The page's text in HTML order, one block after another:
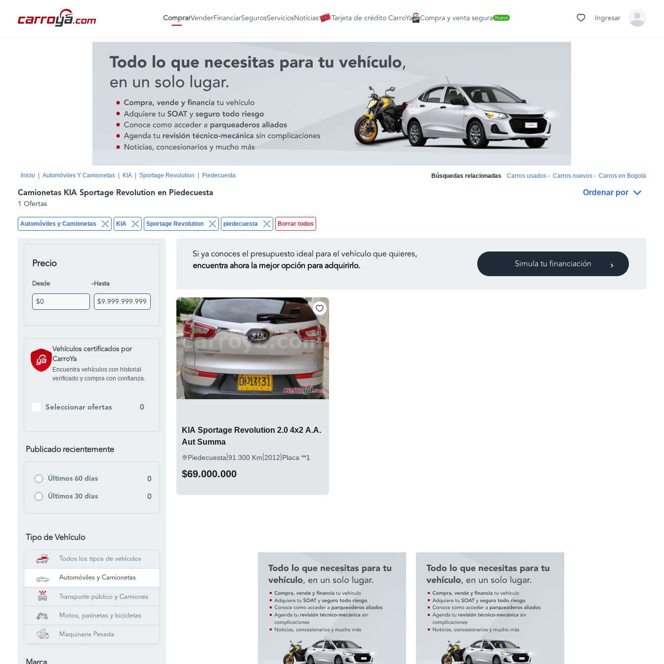
ComprarVenderFinanciarSegurosServiciosNoticias Tarjeta de crédito CarroYa Compra y venta segura Nuevo Ingresar
Inicio Automóviles Y Camionetas KIA Sportage Revolution Piedecuesta Búsquedas relacionadas Carros usados - Carros nuevos - Carros en Bogotá
Automóviles y Camionetas KIA Sportage Revolution piedecuesta Borrar todos
Camionetas KIA Sportage Revolution en Piedecuesta Ordenar por
1 Ofertas
Precio
Desde -Hasta
Vehículos certificados por
CarroYa
Encuentra vehículos con historial
verificado y compra con confianza.
Seleccionar ofertas 0
Publicado recientemente
Últimos 60 días 0
Últimos 30 días 0
Tipo de Vehículo
Todos los tipos de vehículos
Automóviles y Camionetas
Transporte público y Camiones
Motos, patinetas y bicicletas
Maquinaria Pesada
Si ya conoces el presupuesto ideal para el vehículo que quieres,
encuentra ahora la mejor opción para adquirirlo.
Simula tu financiación
KIA Sportage Revolution 2.0 4x2 A.A.
Aut Summa
Piedecuesta|91.300 Km|2012|Placa **1
$69.000.000